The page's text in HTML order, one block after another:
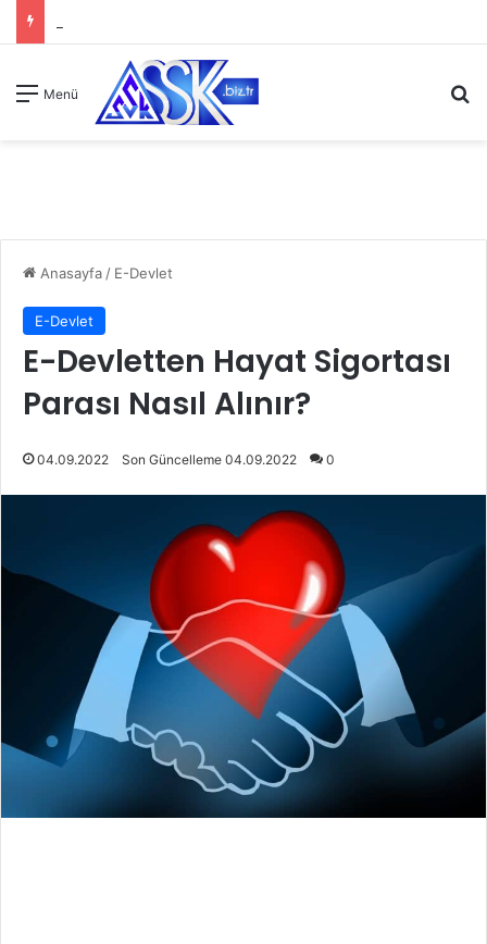
Menü
Anasayfa / E-Devlet
E-Devlet
E-Devletten Hayat Sigortası
Parası Nasıl Alınır?
04.09.2022 Son Güncelleme 04.09.2022 0